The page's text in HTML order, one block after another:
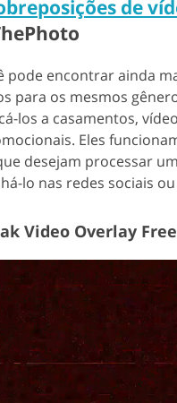
de
pode encontrar ainda
para os mesmos
los a casamentos,
Eles
desejam processar
lo nas redes sociais